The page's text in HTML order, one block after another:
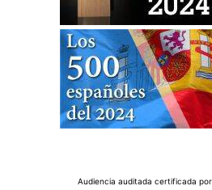
Audiencia auditada certificada por